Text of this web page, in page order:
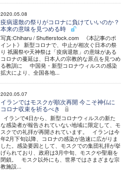
2020.05.08
疫病退散の祭りがコロナに負けていいのか？
本来の意味を見つめる時
写真:Chiharu / Shutterstock.com 《本記事のポ
イント》 新型コロナで、中止が相次ぐ日本の祭
り 祇園祭や天神祭は「疫病退散」の意味がある
コロナの蔓延は、日本人の宗教的な原点を見つめ
る教訓に 中国発・新型コロナウィルスの感染
拡大により、全国各地...
2020.05.07
イランではモスクが順次再開 今こそ神仏に
コロナ収束を祈るべき
イランで4日から、新型コロナウィルスの新た
な感染者が報告されていない地域に限定して、モ
スクでの礼拝が再開されています。 イランは今
年2月下旬以降、コロナの感染が急速に広がりま
した。感染要因として、モスクでの集団礼拝が挙
げられており、政府は3月中旬、モスクや聖廟を
閉鎖。 モスク以外にも、世界ではさまざまな宗
教施設...